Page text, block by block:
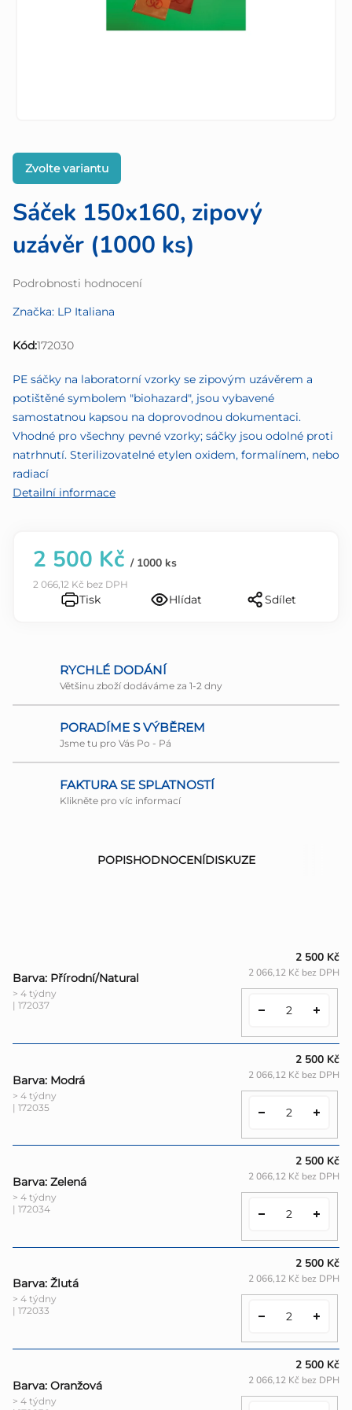
Sáček 150x160, zipový
uzávěr (1000 ks)
Průměrné
produktu
0,0
hvězdiček.
Podrobnosti hodnocení
Značka: LP Italiana
Kód:172030
Zvolte variantu
PE sáčky na laboratorní vzorky se zipovým uzávěrem a
potištěné symbolem "biohazard", jsou vybavené
samostatnou kapsou na doprovodnou dokumentaci.
Vhodné pro všechny pevné vzorky; sáčky jsou odolné proti
natrhnutí. Sterilizovatelné etylen oxidem, formalínem, nebo
radiací
Detailní informace
2 500 Kč / 1000 ks
2 066,12 Kč bez DPH
Tisk Hlídat Sdílet
RYCHLÉ DODÁNÍ
Většinu zboží dodáváme za 1-2 dny
PORADÍME S VÝBĚREM
Jsme tu pro Vás Po - Pá
FAKTURA SE SPLATNOSTÍ
Klikněte pro víc informací
POPISHODNOCENÍDISKUZE
Barva: Přírodní/Natural
> 4 týdny
| 172037
2 500 Kč
2 066,12 Kč bez DPH
Barva: Modrá
> 4 týdny
| 172035
2 500 Kč
2 066,12 Kč bez DPH
Barva: Zelená
> 4 týdny
| 172034
2 500 Kč
2 066,12 Kč bez DPH
Barva: Žlutá
> 4 týdny
| 172033
2 500 Kč
2 066,12 Kč bez DPH
Barva: Oranžová
> 4 týdny
2 500 Kč
2 066,12 Kč bez DPH